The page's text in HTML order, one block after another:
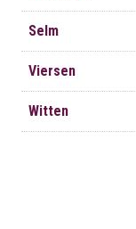
Selm
Viersen
Witten